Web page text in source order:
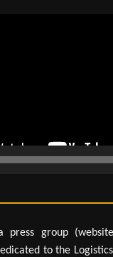
press group
to the